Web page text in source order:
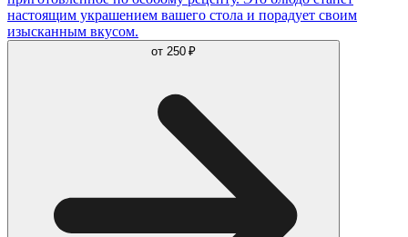
настоящим украшением вашего стола и порадует своим
изысканным вкусом.
от 250 ₽